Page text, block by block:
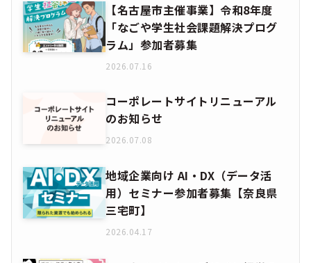
【名古屋市主催事業】令和8年度
「なごや学生社会課題解決プログ
ラム」参加者募集
2026.07.16
コーポレートサイトリニューアル
のお知らせ
2026.07.08
地域企業向け AI・DX（データ活
用）セミナー参加者募集【奈良県
三宅町】
2026.04.17